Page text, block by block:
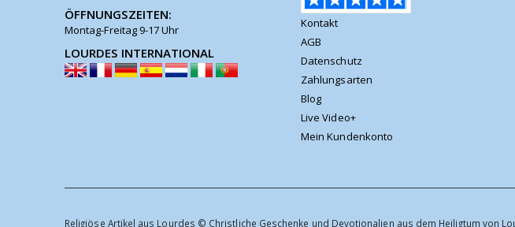
ÖFFNUNGSZEITEN:
Montag-Freitag 9-17 Uhr
LOURDES INTERNATIONAL
Kontakt
AGB
Datenschutz
Zahlungsarten
Blog
Live Video+
Mein Kundenkonto
Religiöse Artikel aus Lourdes © Christliche Geschenke und Devotionalien aus dem Heiligtum von